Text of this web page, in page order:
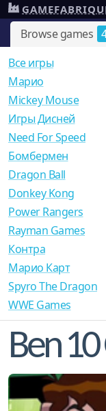
Browse games
Все игры
Mарио
Mickey Mouse
Игры Дисней
Need For Speed
Бомбермен
Dragon Ball
Donkey Kong
Power Rangers
Rayman Games
Контра
Марио Карт
Spyro The Dragon
WWE Games
Ben